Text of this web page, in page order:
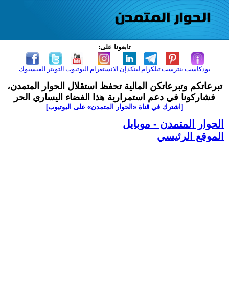
تابعونا على:
الفيسبوك التويتر اليوتيوب الانستغرام لينكدإن تيلكرامبنترست بودكاست
تبرعاتكم وتبرعاتكن المالية تحفظ استقلال الحوار المتمدن،
فشاركونا في دعم استمرارية هذا الفضاء اليساري الحر
[اشترك في قناة ‫«الحوار المتمدن» على اليوتيوب]
الحوار المتمدن - موبايل
الموقع الرئيسي